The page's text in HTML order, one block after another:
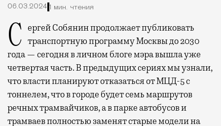
06.03.2024 1 мин. чтения
Сергей Собянин продолжает публиковать транспортную программу Москвы до 2030
года — сегодня в личном блоге мэра вышла уже
четвертая часть. В предыдущих сериях мы узнали,
что власти планируют отказаться от МЦД-5 с
тоннелем, что в городе будет семь маршрутов
речных трамвайчиков, а в парке автобусов и
трамваев полностью заменят старые модели на